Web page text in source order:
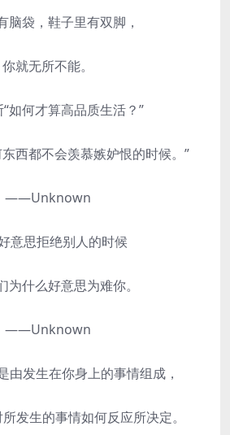
脑袋，鞋子里有双脚，
你就无所不能。
何才算高品质生活？”
西都不会羡慕嫉妒恨的时候。”
——Unknown
意思拒绝别人的时候
为什么好意思为难你。
——Unknown
由发生在你身上的事情组成，
发生的事情如何反应所决定。